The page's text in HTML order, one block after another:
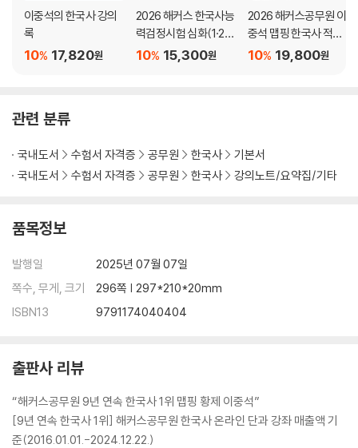
29 고대의 경제
30 고려의 경제
31 조선의 경제
35 고대의 문화
37 조선의 문화
PART. 2 근현대사
Ⅳ 근대
38 근대史의 시작
39 개항과 위정척사 운동
40 임오군란과 갑신정변
43 갑오 · 을미개혁의 내용 분석
44 독립 협회와 대한 제국
45 국권 피탈 과정 ↔ 의병과 애국 계몽 운동
46 근대 경제史 - 열강의 경제 침탈과 경제적 구국 운동
이중석의 한국사 강의
록
17,820원
10%
2026 해커스 한국사능
력검정시험 심화(1·2·3
급) 이중석 맵핑 한국사
15,300원
10%
2026 해커스공무원 이
중석 맵핑 한국사 적중
300제+블랭크노트
19,800원
10%
관련 분류
국내도서 수험서 자격증 공무원 한국사
기본서
국내도서
수험서 자격증 공무원 한국사 강의노트/요약집/기타
품목정보
발행일
2025년 07월 07일
쪽수, 무게, 크기
296쪽 | 297*210*20mm
ISBN13
9791174040404
출판사 리뷰
“해커스공무원 9년 연속 한국사 1위 맵핑 황제 이중석”
[9년 연속 한국사 1위] 해커스공무원 한국사 온라인 단과 강좌 매출액 기
준(2016.01.01.-2024.12.22.)